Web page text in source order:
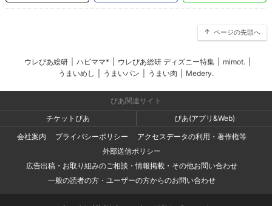
ページの先頭へ
ウレぴあ総研 ハピママ* ウレぴあ総研 ディズニー特集 mimot.
うまいめし
うまいパン うまい肉 Medery.
ぴあ関連サイト
チケットぴあ
ぴあ(アプリ&Web)
会社案内
プライバシーポリシー
アクセスデータの利用・著作権等
外部送信ポリシー
広告出稿・お取り組みのご相談・情報掲載・その他お問い合わせ
一般の読者の方・ユーザーの方からのお問い合わせ